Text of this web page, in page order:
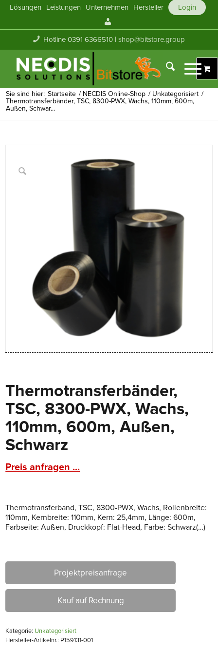
Lösungen Leistungen Unternehmen Hersteller
Login
Konto
Hotline 0391 6366510 |shop@bitstore.group
Sie sind hier: Startseite / NECDIS Online-Shop / Unkategorisiert /
Thermotransferbänder, TSC, 8300-PWX, Wachs, 110mm, 600m,
Außen, Schwar...
Thermotransferbänder,
TSC, 8300-PWX, Wachs,
110mm, 600m, Außen,
Schwarz
Preis anfragen ...
Thermotransferband, TSC, 8300-PWX, Wachs, Rollenbreite:
110mm, Kernbreite: 110mm, Kern: 25,4mm, Länge: 600m,
Farbseite: Außen, Druckkopf: Flat-Head, Farbe: Schwarz(…)
Projektpreisanfrage
Kauf auf Rechnung
Kategorie: Unkategorisiert
Hersteller-Artikelnr.: P159131-001